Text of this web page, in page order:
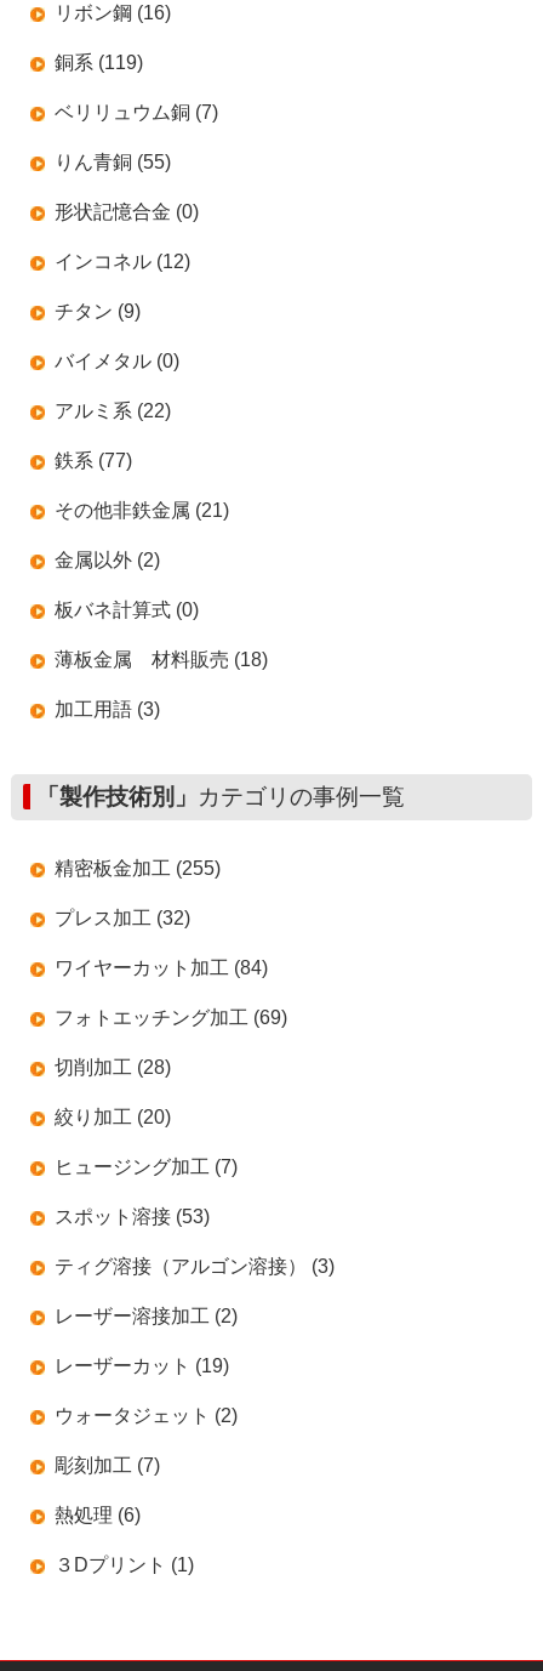
リボン鋼 (16)
銅系 (119)
ベリリュウム銅 (7)
りん青銅 (55)
形状記憶合金 (0)
インコネル (12)
チタン (9)
バイメタル (0)
アルミ系 (22)
鉄系 (77)
その他非鉄金属 (21)
金属以外 (2)
板バネ計算式 (0)
薄板金属 材料販売 (18)
加工用語 (3)
「製作技術別」 カテゴリの事例一覧
精密板金加工 (255)
プレス加工 (32)
ワイヤーカット加工 (84)
フォトエッチング加工 (69)
切削加工 (28)
絞り加工 (20)
ヒュージング加工 (7)
スポット溶接 (53)
ティグ溶接（アルゴン溶接） (3)
レーザー溶接加工 (2)
レーザーカット (19)
ウォータジェット (2)
彫刻加工 (7)
熱処理 (6)
３Dプリント (1)